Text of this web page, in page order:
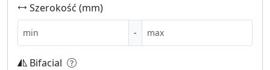
Szerokość (mm)
-
Bifacial